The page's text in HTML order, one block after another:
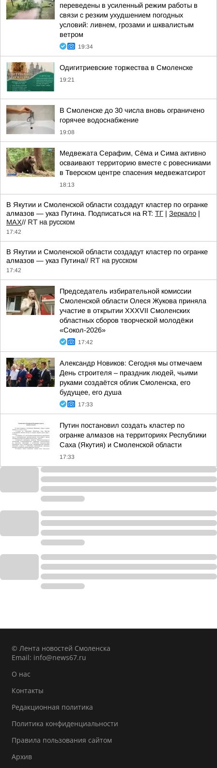
переведены в усиленный режим работы в
связи с резким ухудшением погодных
условий: ливнем, грозами и шквалистым
ветром
19:34
Одигитриевские торжества в Смоленске
19:21
В Смоленске до 30 числа вновь ограничено
горячее водоснабжение
19:08
Медвежата Серафим, Сёма и Сима активно
осваивают территорию вместе с ровесниками
в Тверском центре спасения медвежатсирот
18:13
В Якутии и Смоленской области создадут кластер по огранке
алмазов — указ Путина. Подписаться на RT: ТГ | Зеркало |
MAX// RT на русском
17:42
В Якутии и Смоленской области создадут кластер по огранке
алмазов — указ Путина// RT на русском
17:42
Председатель избирательной комиссии
Смоленской области Олеся Жукова приняла
участие в открытии XXXVII Смоленских
областных сборов творческой молодёжи
«Сокол-2026»
17:42
Александр Новиков: Сегодня мы отмечаем
День строителя – праздник людей, чьими
руками создаётся облик Смоленска, его
будущее, его душа
17:33
Путин постановил создать кластер по
огранке алмазов на территориях Республики
Саха (Якутия) и Смоленской области
17:33
© Лента новостей Смоленска
Email: info@news67.ru
О нас
Контакты
Редакционная политика
Политика конфиденциальности
Правила пользования сайтом
Архив